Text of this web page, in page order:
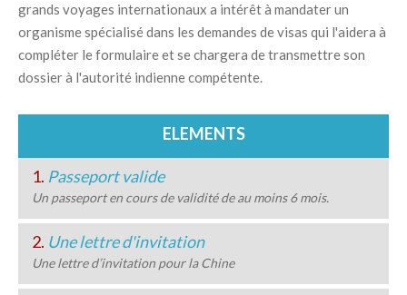
grands voyages internationaux a intérêt à mandater un
organisme spécialisé dans les demandes de visas qui l'aidera à
compléter le formulaire et se chargera de transmettre son
dossier à l'autorité indienne compétente.
ELEMENTS
1. Passeport valide
Un passeport en cours de validité de au moins 6 mois.
2. Une lettre d'invitation
Une lettre d’invitation pour la Chine